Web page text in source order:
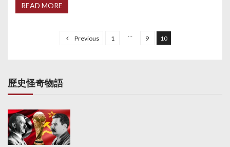
READ MORE
s
p
a
g
i
Previous 1 9 10
歷史怪奇物語